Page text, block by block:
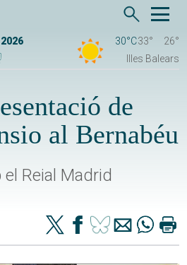
30°C33°
26°
Illes Balears
de
al Bernabéu
Reial Madrid